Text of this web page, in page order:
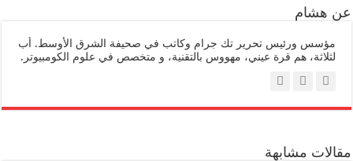
عن هشام
مؤسس ورئيس تحرير تك جرام وكاتب في صحيفة الشرق الأوسط. أب
لثلاثة، هم قرة عيني، مهووس بالتقنية، و متخصص في علوم الكومبيوتر.
مقالات مشابهة